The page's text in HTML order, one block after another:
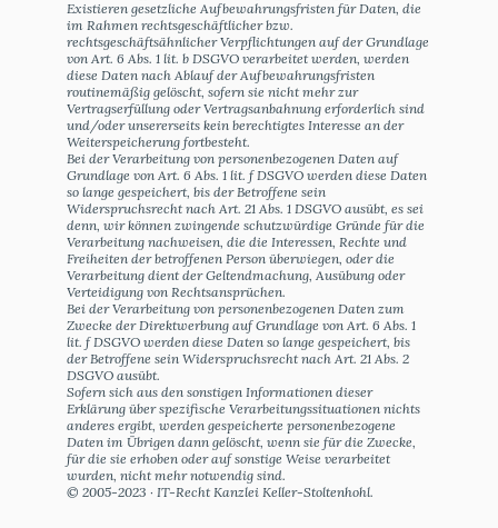
Existieren gesetzliche Aufbewahrungsfristen für Daten, die
im Rahmen rechtsgeschäftlicher bzw.
rechtsgeschäftsähnlicher Verpflichtungen auf der Grundlage
von Art. 6 Abs. 1 lit. b DSGVO verarbeitet werden, werden
diese Daten nach Ablauf der Aufbewahrungsfristen
routinemäßig gelöscht, sofern sie nicht mehr zur
Vertragserfüllung oder Vertragsanbahnung erforderlich sind
und/oder unsererseits kein berechtigtes Interesse an der
Weiterspeicherung fortbesteht.
Bei der Verarbeitung von personenbezogenen Daten auf
Grundlage von Art. 6 Abs. 1 lit. f DSGVO werden diese Daten
so lange gespeichert, bis der Betroffene sein
Widerspruchsrecht nach Art. 21 Abs. 1 DSGVO ausübt, es sei
denn, wir können zwingende schutzwürdige Gründe für die
Verarbeitung nachweisen, die die Interessen, Rechte und
Freiheiten der betroffenen Person überwiegen, oder die
Verarbeitung dient der Geltendmachung, Ausübung oder
Verteidigung von Rechtsansprüchen.
Bei der Verarbeitung von personenbezogenen Daten zum
Zwecke der Direktwerbung auf Grundlage von Art. 6 Abs. 1
lit. f DSGVO werden diese Daten so lange gespeichert, bis
der Betroffene sein Widerspruchsrecht nach Art. 21 Abs. 2
DSGVO ausübt.
Sofern sich aus den sonstigen Informationen dieser
Erklärung über spezifische Verarbeitungssituationen nichts
anderes ergibt, werden gespeicherte personenbezogene
Daten im Übrigen dann gelöscht, wenn sie für die Zwecke,
für die sie erhoben oder auf sonstige Weise verarbeitet
wurden, nicht mehr notwendig sind.
© 2005-2023 · IT-Recht Kanzlei Keller-Stoltenhohl.